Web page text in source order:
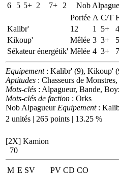
6
5 5+ 2 7+ 2
Nob
Portée A C/T
Kalibr'
12 1 5+ 4
Kikoup'
Mêlée 3 3+ 5
Sékateur énergétik' Mêlée 4 3+ 7
Equipement: Kalibr' (9), Kikoup'
Aptitudes : Chasseurs de
Mots-clés : Alpagueur, Bande,
Mots-clés de faction : Orks
Nob Alpagueur Equipement:
2 unités | 265 points | 13.25 %
[2X] Kamion
70
M E SV PV CD CO